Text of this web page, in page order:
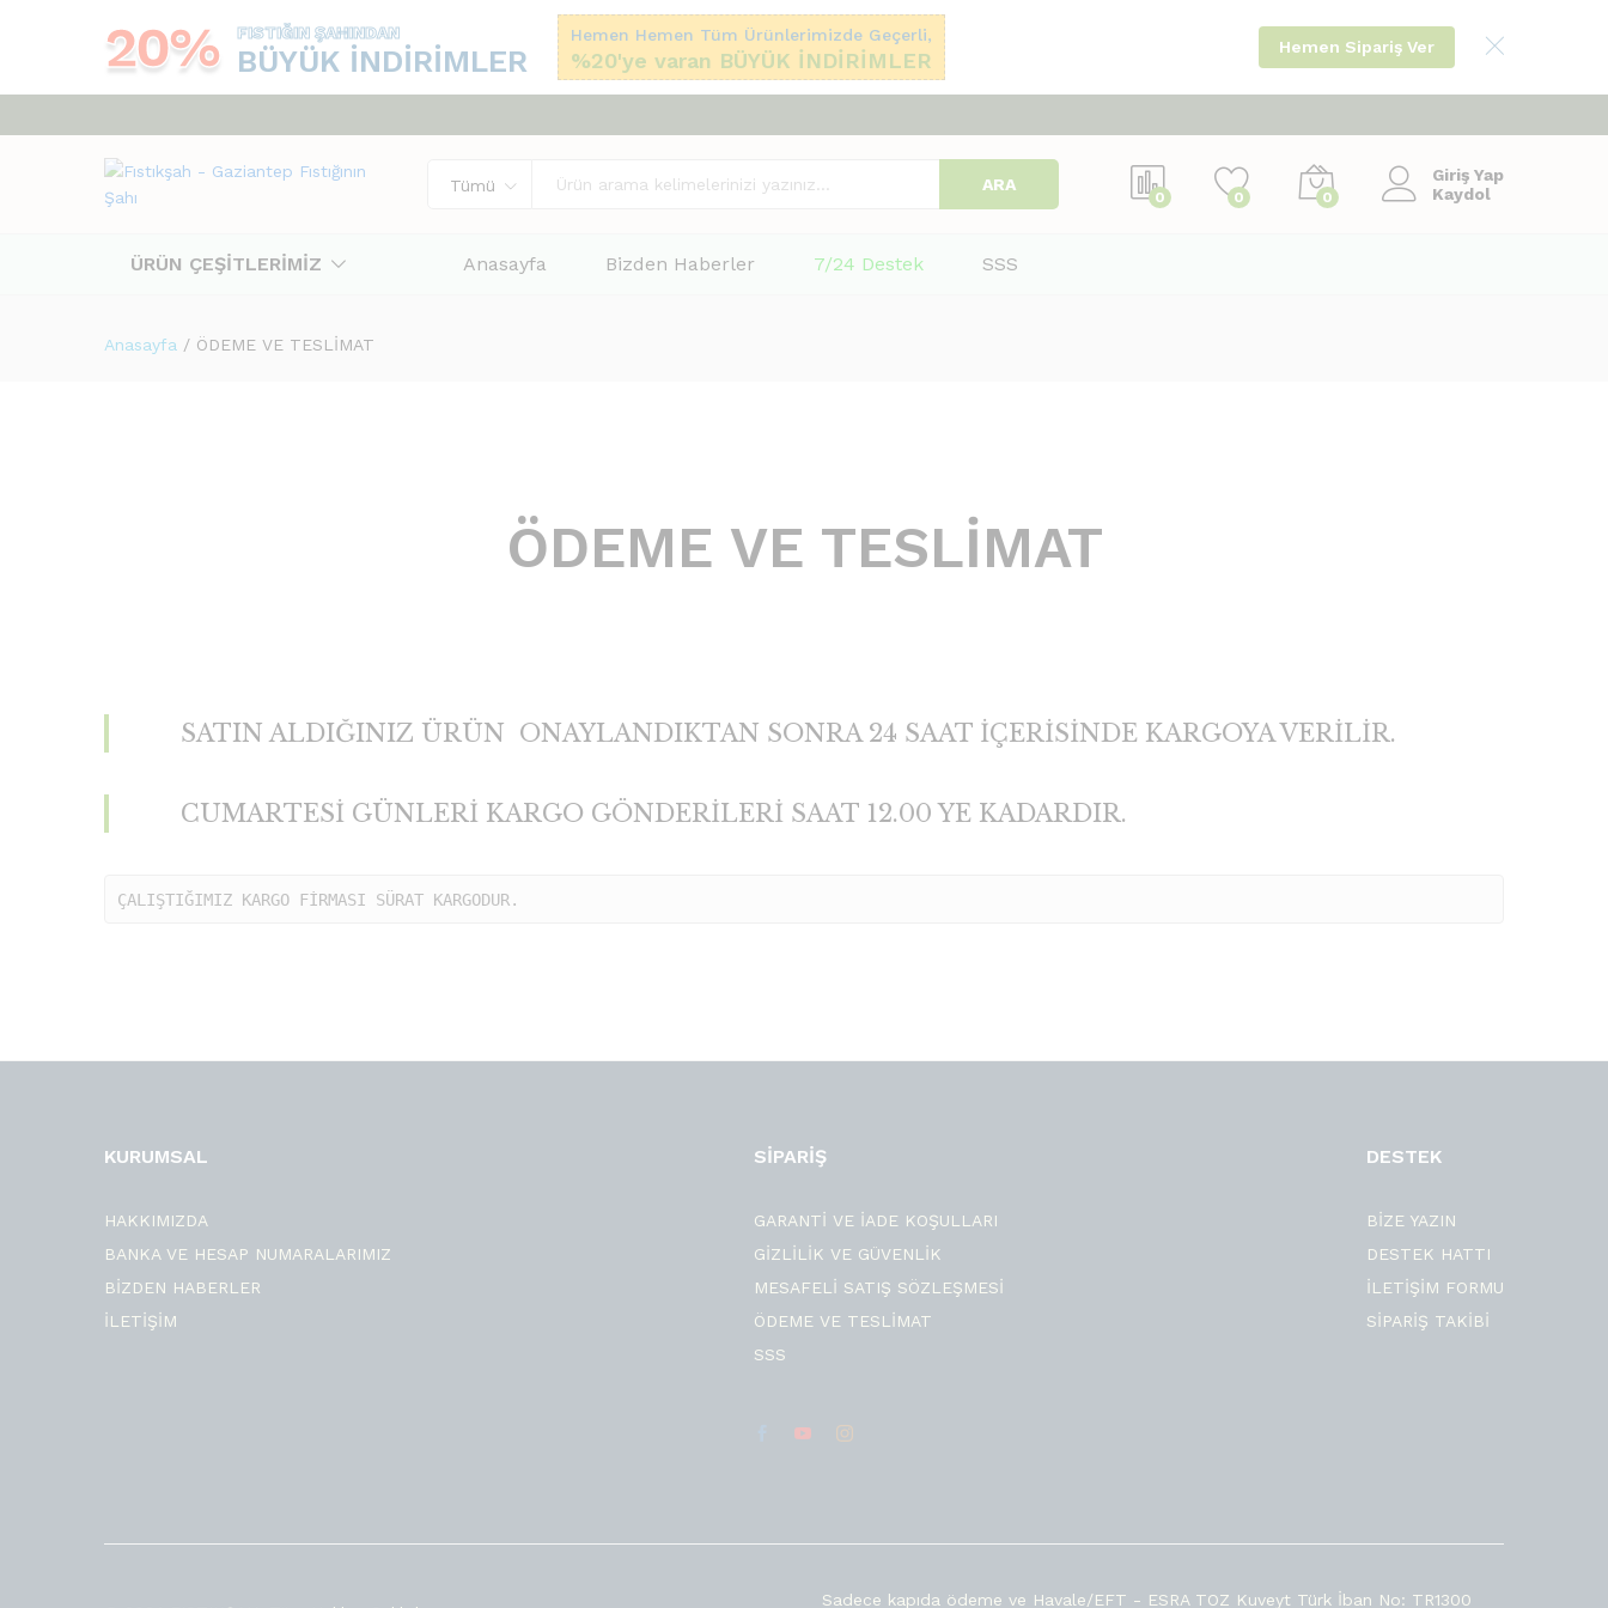
20% FISTIĞIN ŞAHINDAN
BÜYÜK İNDIRIMLER
Hemen Hemen Tüm Ürünlerimizde Geçerli,
%20'ye varan BÜYÜK İNDİRİMLER
Hemen Sipariş Ver
Tümü ARA
0 0 0
Giriş Yap
Kaydol
ÜRÜN ÇEŞİTLERİMİZ Anasayfa Bizden Haberler 7/24 Destek SSS
Anasayfa / ÖDEME VE TESLİMAT
ÖDEME VE TESLİMAT
SATIN ALDIĞINIZ ÜRÜN ONAYLANDIKTAN SONRA 24 SAAT İÇERİSİNDE KARGOYA VERİLİR.
CUMARTESİ GÜNLERİ KARGO GÖNDERİLERİ SAAT 12.00 YE KADARDIR.
ÇALIŞTIĞIMIZ KARGO FİRMASI SÜRAT KARGODUR.
KURUMSAL
HAKKIMIZDA
BANKA VE HESAP NUMARALARIMIZ
BİZDEN HABERLER
İLETİŞİM
SİPARİŞ
GARANTİ VE İADE KOŞULLARI
GİZLİLİK VE GÜVENLİK
MESAFELİ SATIŞ SÖZLEŞMESİ
ÖDEME VE TESLİMAT
SSS
DESTEK
BİZE YAZIN
DESTEK HATTI
İLETİŞİM FORMU
SİPARİŞ TAKİBİ
Sadece kapıda ödeme ve Havale/EFT - ESRA TOZ Kuveyt Türk İban No: TR1300